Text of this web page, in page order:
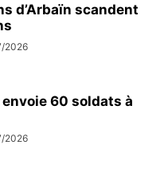
d’Arbaïn scandent
2026
envoie 60 soldats à
2026